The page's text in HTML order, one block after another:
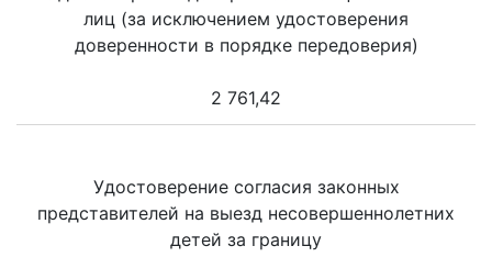
лиц (за исключением удостоверения
доверенности в порядке передоверия)
2 761,42
Удостоверение согласия законных
представителей на выезд несовершеннолетних
детей за границу